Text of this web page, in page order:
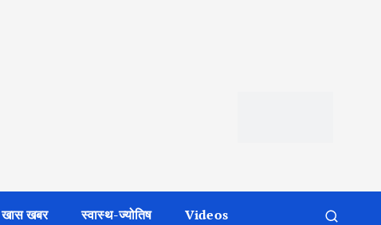
खास खबर स्वास्थ-ज्योतिष Videos